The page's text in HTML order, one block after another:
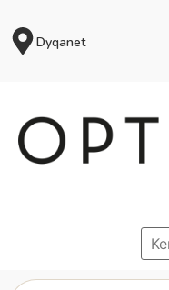
Dyqanet